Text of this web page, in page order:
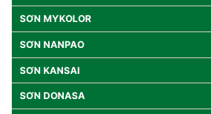
SƠN MYKOLOR
SƠN NANPAO
SƠN KANSAI
SƠN DONASA